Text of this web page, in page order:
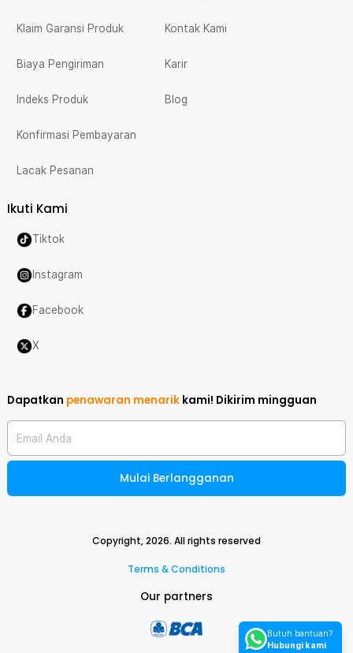
Klaim Garansi Produk
Biaya Pengiriman
Indeks Produk
Konfirmasi Pembayaran
Lacak Pesanan
Kontak Kami
Karir
Blog
Ikuti Kami
Tiktok
Instagram
Facebook
X
Dapatkan penawaran menarik kami! Dikirim mingguan
Email Anda
Mulai Berlangganan
Copyright,2026. All rights reserved
Terms & Conditions
Our partners
Butuh bantuan?
Hubungi kami